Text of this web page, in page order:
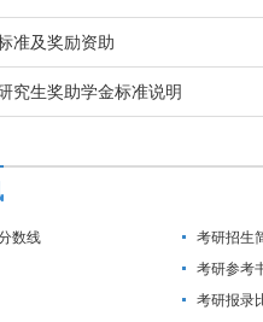
准及奖励资助
究生奖助学金标准说明
数线
考研招生
考研参考
考研报录